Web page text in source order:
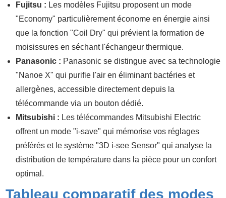
Fujitsu : Les modèles Fujitsu proposent un mode
"Economy" particulièrement économe en énergie ainsi
que la fonction "Coil Dry" qui prévient la formation de
moisissures en séchant l'échangeur thermique.
Panasonic : Panasonic se distingue avec sa technologie
"Nanoe X" qui purifie l'air en éliminant bactéries et
allergènes, accessible directement depuis la
télécommande via un bouton dédié.
Mitsubishi : Les télécommandes Mitsubishi Electric
offrent un mode "i-save" qui mémorise vos réglages
préférés et le système "3D i-see Sensor" qui analyse la
distribution de température dans la pièce pour un confort
optimal.
Tableau comparatif des modes